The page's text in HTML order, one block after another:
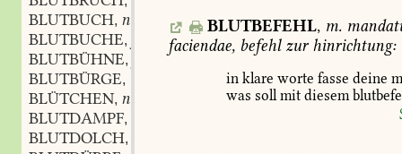
BLUTBUCH, n.
BLUTBUCHE,
BLUTBÜHNE,
BLUTBÜRGE,
BLÜTCHEN, n.
BLUTDAMPF,
BLUTDOLCH,
BLUTBEFEHL, m.
faciendae, befehlzurhinrichtung:
in klare worte fasse deine
was sollmit diesem